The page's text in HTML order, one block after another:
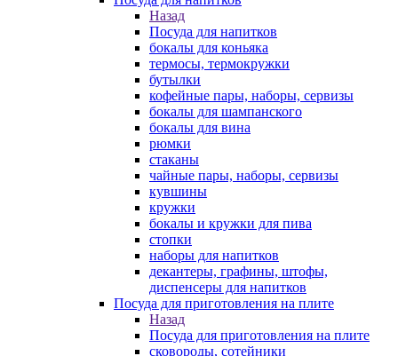
Назад
Посуда для напитков
бокалы для коньяка
термосы, термокружки
бутылки
кофейные пары, наборы, сервизы
бокалы для шампанского
бокалы для вина
рюмки
стаканы
чайные пары, наборы, сервизы
кувшины
кружки
бокалы и кружки для пива
стопки
наборы для напитков
декантеры, графины, штофы,
диспенсеры для напитков
Посуда для приготовления на плите
Назад
Посуда для приготовления на плите
сковороды, сотейники